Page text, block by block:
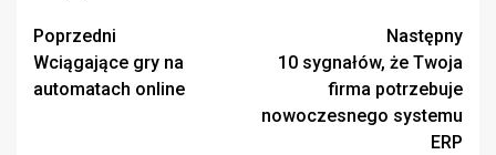
Zobacz
wpisy
Poprzedni
Wciągające gry na
automatach online
Następny
10 sygnałów, że Twoja
firma potrzebuje
nowoczesnego systemu
ERP